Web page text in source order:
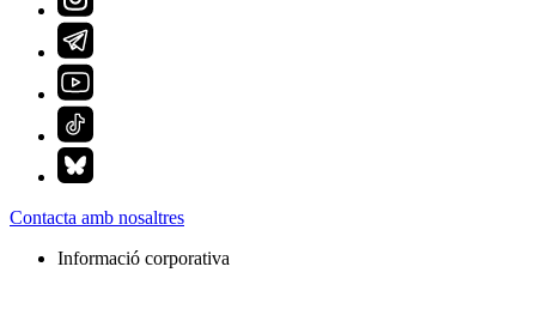
Contacta amb nosaltres
Informació corporativa